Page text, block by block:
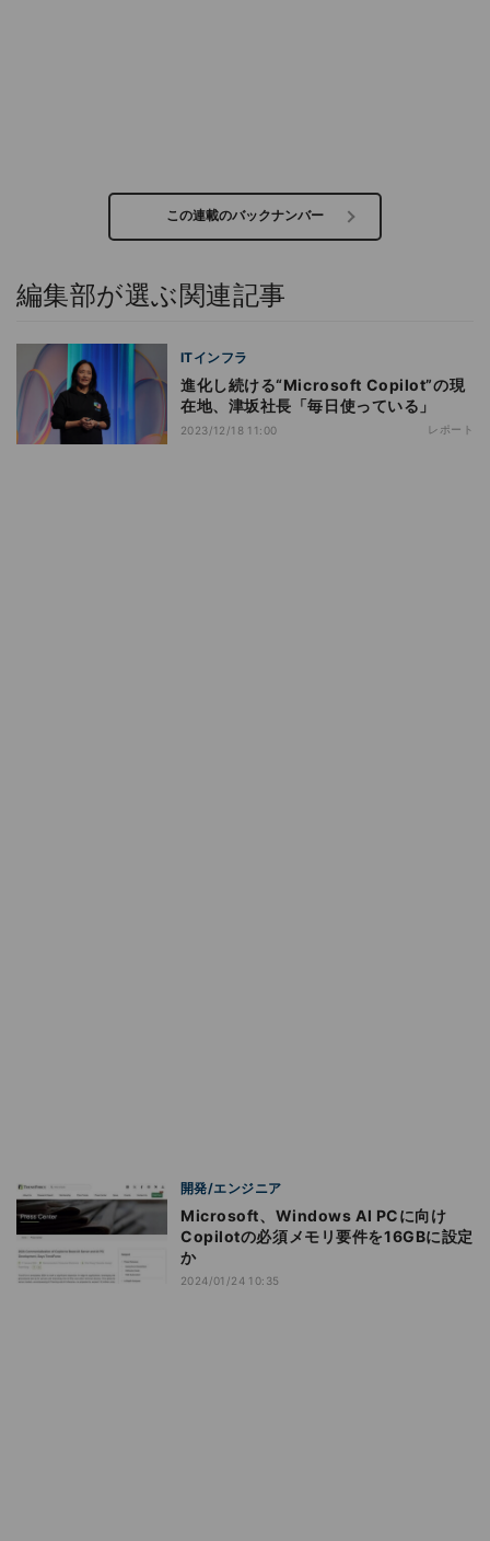
この連載のバックナンバー
編集部が選ぶ関連記事
ITインフラ
進化し続ける“Microsoft Copilot”の現
在地、津坂社長「毎日使っている」
2023/12/18 11:00 レポート
開発/エンジニア
Microsoft、Windows AI PCに向け
Copilotの必須メモリ要件を16GBに設定
か
2024/01/24 10:35